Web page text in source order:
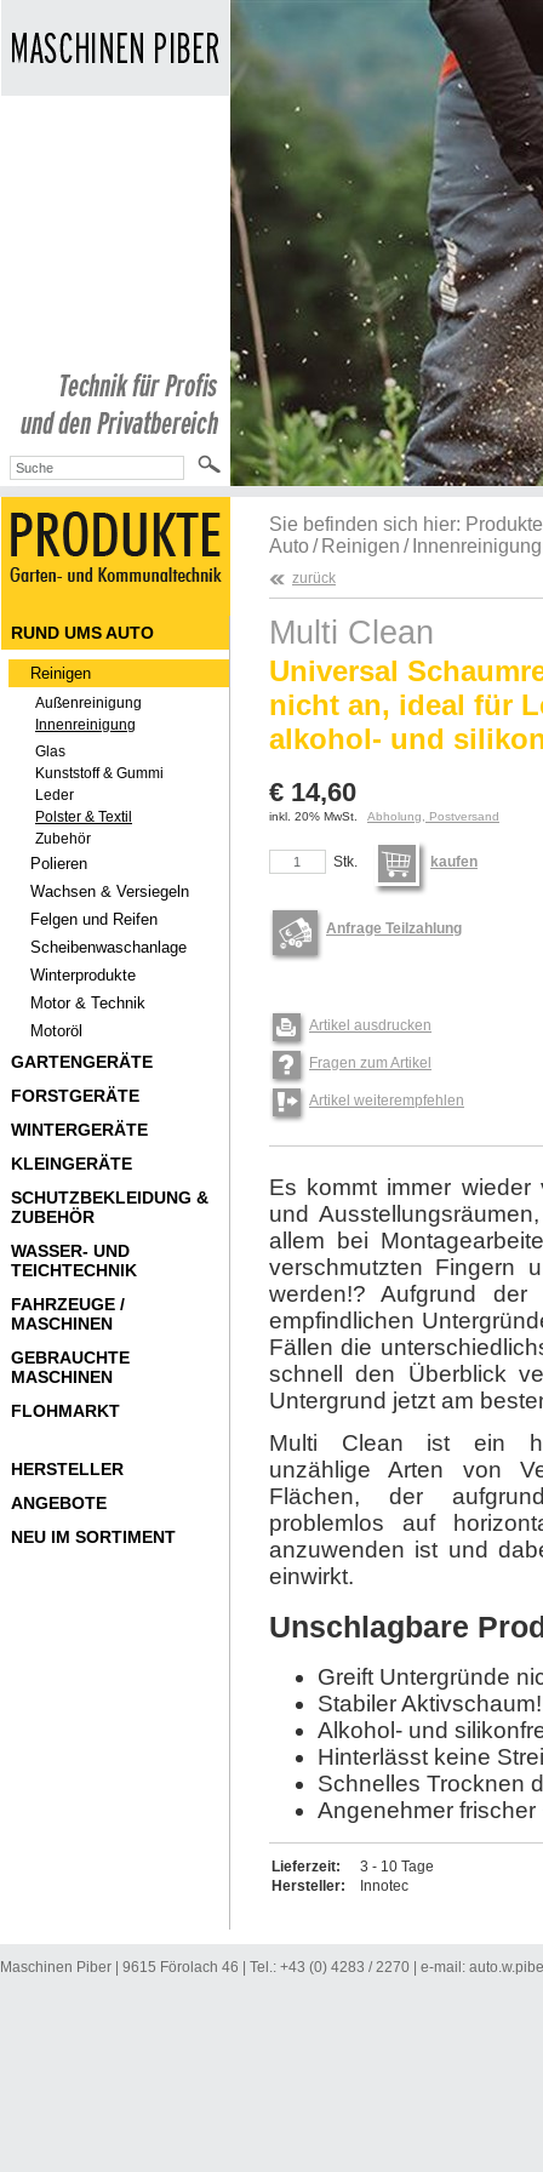
Sie befinden sich hier: Produkte
Auto/ Reinigen / Innenreinigung
zurück
Multi Clean
Universal
nicht an, ideal für
alkohol- und
€ 14,60
inkl. 20% MwSt. Abholung, Postversand
Stk. kaufen
Anfrage Teilzahlung
Artikel ausdrucken
Fragen zum Artikel
Artikel weiterempfehlen
Es kommt immer wieder
und
allem bei
verschmutzten Fingern
werden!? Aufgrund
empfindlichen
Fällen die
schnell den Überblick
Untergrund jetzt am
Multi Clean ist ein
unzählige Arten von
Flächen, der
problemlos auf
anzuwenden ist und
einwirkt.
Unschlagbare
Greift Untergründe
Stabiler Aktivschaum!
Alkohol- und
Hinterlässt keine
Schnelles Trocknen
Angenehmer frischer
Lieferzeit:
3 - 10 Tage
Hersteller:
Innotec
RUND UMS AUTO
Reinigen
Außenreinigung
Innenreinigung
Glas
Kunststoff & Gummi
Leder
Polster & Textil
Zubehör
Polieren
Wachsen & Versiegeln
Felgen und Reifen
Scheibenwaschanlage
Winterprodukte
Motor & Technik
Motoröl
GARTENGERÄTE
FORSTGERÄTE
WINTERGERÄTE
KLEINGERÄTE
SCHUTZBEKLEIDUNG &
ZUBEHÖR
WASSER- UND
TEICHTECHNIK
FAHRZEUGE /
MASCHINEN
GEBRAUCHTE
MASCHINEN
FLOHMARKT
HERSTELLER
ANGEBOTE
NEU IM SORTIMENT
Maschinen Piber | 9615 Förolach 46 | Tel.: +43 (0) 4283 / 2270 | e-mail: